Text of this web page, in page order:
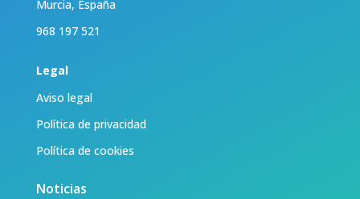
Murcia, España
968 197 521
Legal
Aviso legal
Política de privacidad
Política de cookies
Noticias